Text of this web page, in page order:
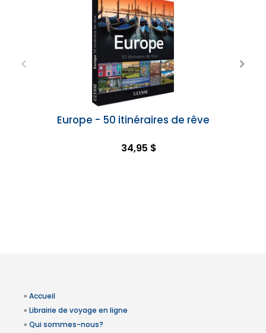
Europe - 50 itinéraires de rêve
34,95 $
» Accueil
» Librairie de voyage en ligne
» Qui sommes-nous?